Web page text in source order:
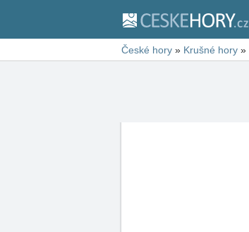
České hory » Krušné hory »